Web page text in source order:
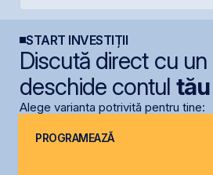
START INVESTIȚII
Discută direct cu
deschide contul tău
Alege varianta potrivită pentru tine:
PROGRAMEAZĂ